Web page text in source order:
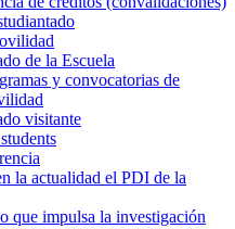
de la Escuela
y convocatorias de
visitante
la actualidad el PDI de la
que impulsa la investigación